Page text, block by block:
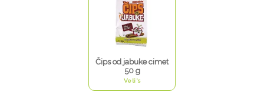
Čips od jabuke cimet
50 g
Veli's